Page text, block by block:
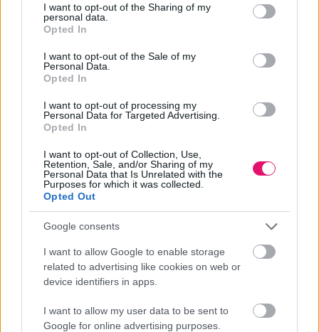
not limited to your visit or usage behaviour. You may click to
grant or deny consent to Google and its third-party tags to
use your data for below specified purposes in below Google
consent section.
I want to opt-out of the Sharing of my
personal data.
Opted In
I want to opt-out of the Sale of my
Personal Data.
Opted In
I want to opt-out of processing my
Personal Data for Targeted Advertising.
Opted In
I want to opt-out of Collection, Use,
Retention, Sale, and/or Sharing of my
Personal Data that Is Unrelated with the
Purposes for which it was collected.
Opted Out
Google consents
I want to allow Google to enable storage
related to advertising like cookies on web or
device identifiers in apps.
I want to allow my user data to be sent to
Google for online advertising purposes.
Ha már nagyon hiányzik a foci: a Network 4-re
jönnek a Szobo-meccsek
Szoboszlai Dominikot a Liverpoollal öt felkészülési meccsen lehet
menetrend.